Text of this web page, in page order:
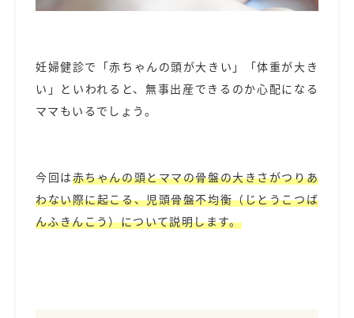
妊婦健診で「赤ちゃんの頭が大きい」「体重が大き
い」といわれると、無事出産できるのか心配になる
ママもいるでしょう。
今回は赤ちゃんの頭とママの骨盤の大きさがつりあ
わない際に起こる、児頭骨盤不均衡（じとうこつば
んふきんこう）について説明します。